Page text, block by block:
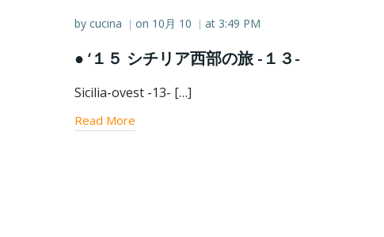
by cucina | on 10月 10 | at 3:49 PM
● ‘１５ シチリア西部の旅 -１３-
Sicilia-ovest -13- […]
Read More